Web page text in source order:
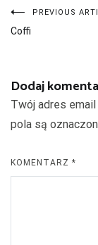
PREVIOUS
Coffi
Dodaj
Twój adres
pola są
KOMENTARZ *